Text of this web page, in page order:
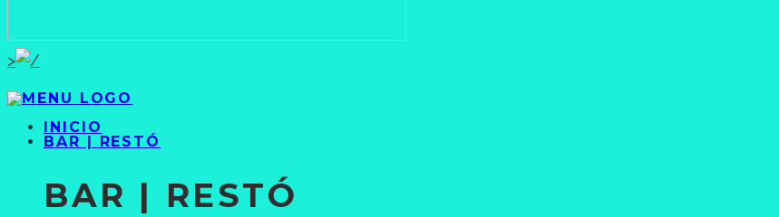
>
INICIO
BAR | RESTÓ
BAR | RESTÓ